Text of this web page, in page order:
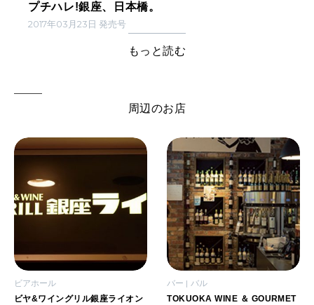
プチハレ!銀座、日本橋。
2017年03月23日 発売号
もっと読む
周辺のお店
ビアホール
ビヤ&ワイングリル銀座ライオン
バー バル
TOKUOKA WINE ＆ GOURMET